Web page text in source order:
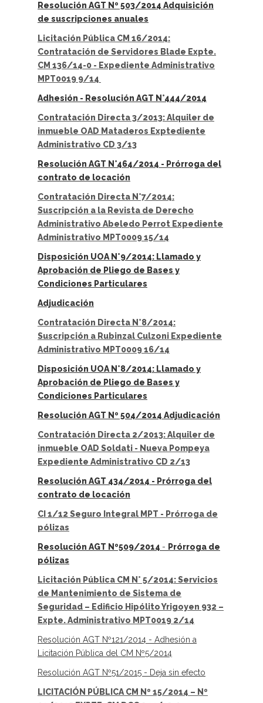
Resolución AGT Nº 503/2014 Adquisición
de suscripciones anuales
Licitación Pública CM 16/2014:
Contratación de Servidores Blade Expte.
CM 136/14-0 - Expediente Administrativo
MPT0019 9/14
Adhesión - Resolución AGT N°444/2014
Contratación Directa 3/2013: Alquiler de
inmueble OAD Mataderos Exptediente
Administrativo CD 3/13
Resolución AGT N°464/2014 - Prórroga del
contrato de locación
Contratación Directa N°7/2014:
Suscripción a la Revista de Derecho
Administrativo Abeledo Perrot Expediente
Administrativo MPT0009 15/14
Disposición UOA N°9/2014: Llamado y
Aprobación de Pliego de Bases y
Condiciones Particulares
Adjudicación
Contratación Directa N°8/2014:
Suscripción a Rubinzal Culzoni Expediente
Administrativo MPT0009 16/14
Disposición UOA N°8/2014: Llamado y
Aprobación de Pliego de Bases y
Condiciones Particulares
Resolución AGT Nº 504/2014 Adjudicación
Contratación Directa 2/2013: Alquiler de
inmueble OAD Soldati - Nueva Pompeya
Expediente Administrativo CD 2/13
Resolución AGT 434/2014 - Prórroga del
contrato de locación
CI 1/12 Seguro Integral MPT - Prórroga de
pólizas
Resolución AGT Nº509/2014 - Prórroga de
pólizas
Licitación Pública CM N° 5/2014: Servicios
de Mantenimiento de Sistema de
Seguridad – Edificio Hipólito Yrigoyen 932 –
Expte. Administrativo MPT0019 2/14
Resolución AGT Nº121/2014 - Adhesión a
Licitación Pública del CM Nº5/2014
Resolución AGT Nº51/2015 - Deja sin efecto
LICITACIÓN PÚBLICA CM Nº 15/2014 – Nº